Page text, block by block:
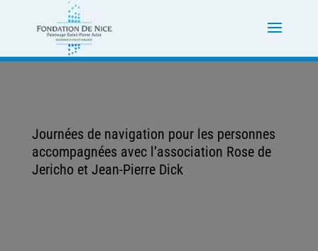
Journées de navigation pour les personnes
accompagnées avec l’association Rose de
Jericho et Jean-Pierre Dick